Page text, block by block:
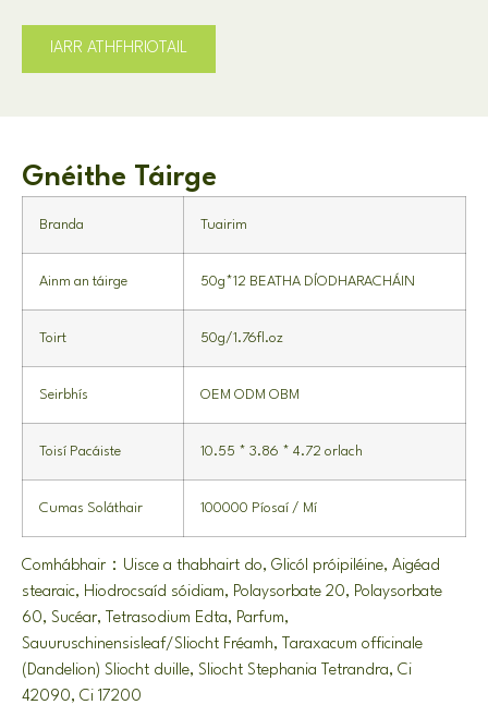
IARR ATHFHRIOTAIL
Gnéithe Táirge
Branda Tuairim
Ainm an táirge 50g*12 BEATHA DÍODHARACHÁIN
Toirt 50g/1.76fl.oz
Seirbhís OEM ODM OBM
Toisí Pacáiste 10.55 * 3.86 * 4.72 orlach
Cumas Soláthair 100000 Píosaí / Mí
Comhábhair：Uisce a thabhairt do, Glicól próipiléine, Aigéad
stearaic, Hiodrocsaíd sóidiam, Polaysorbate 20, Polaysorbate
60, Sucéar, Tetrasodium Edta, Parfum,
Sauuruschinensisleaf/Sliocht Fréamh, Taraxacum officinale
(Dandelion) Sliocht duille, Sliocht Stephania Tetrandra, Ci
42090, Ci 17200